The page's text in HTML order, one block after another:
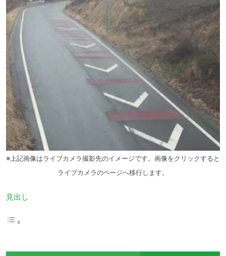
※上記画像はライブカメラ撮影先のイメージです。画像をクリックすると
ライブカメラのページへ移行します。
見出し